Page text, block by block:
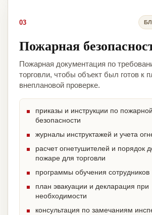
03
Пожарная
Пожарная документация по
торговли, чтобы объект был готов к
внеплановой проверке.
приказы и инструкции по пожарной
безопасности
журналы инструктажей и учета
расчет огнетушителей и порядок
пожаре для торговли
программы обучения сотрудников
план эвакуации и декларация при
необходимости
консультация по замечаниям